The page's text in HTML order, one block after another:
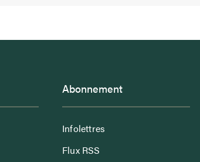
Abonnement
Infolettres
Flux RSS